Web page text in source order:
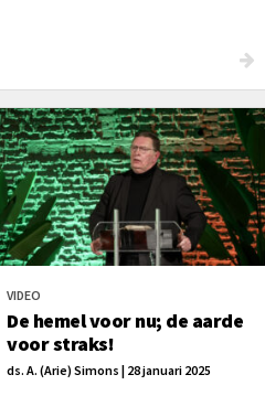
VIDEO
De hemel voor nu; de aarde
voor straks!
ds. A. (Arie) Simons | 28 januari 2025